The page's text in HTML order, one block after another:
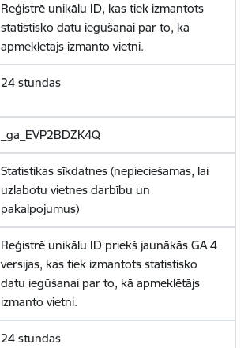
Reģistrē unikālu ID, kas tiek izmantots
statistisko datu iegūšanai par to, kā
apmeklētājs izmanto vietni.
24 stundas
_ga_EVP2BDZK4Q
Statistikas sīkdatnes (nepieciešamas, lai
uzlabotu vietnes darbību un
pakalpojumus)
Reģistrē unikālu ID priekš jaunākās GA 4
versijas, kas tiek izmantots statistisko
datu iegūšanai par to, kā apmeklētājs
izmanto vietni.
24 stundas